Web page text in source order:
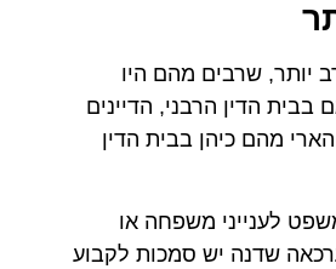
יותר, שרבים מהם היו
הדין הרבני, הדיינים
מהם כיהן בבית הדין
לענייני משפחה או
שדנה יש סמכות לקבוע